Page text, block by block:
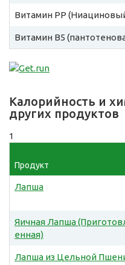
Витамин PP
Витамин B5
Калорийность и
других продуктов
1
Продукт
Лапша
Яичная Лапша
енная)
Лапша из Цельной